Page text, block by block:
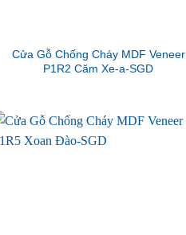
Cửa Gỗ Chống Cháy MDF Veneer
P1R2 Căm Xe-a-SGD